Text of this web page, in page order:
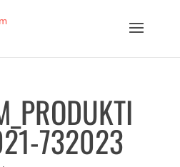
732023